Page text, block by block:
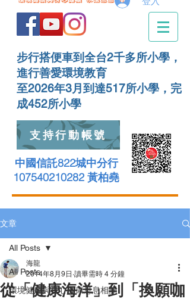
步行搭便車到全台2千多所小學，
進行善愛環境教育
至2026年3月到達517所小學，完
成452所小學
支持行動帳號
中國信託822城中分行
107540210282 黃柏堯
文章
All Posts
環境健康與身心健康息息相關
All Posts
從「健康海洋」到「換願咖
海龍
2014年8月9日 讀畢需時 4 分鐘